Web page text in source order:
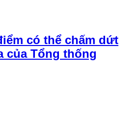
có thể chấm dứt
của Tổng thống